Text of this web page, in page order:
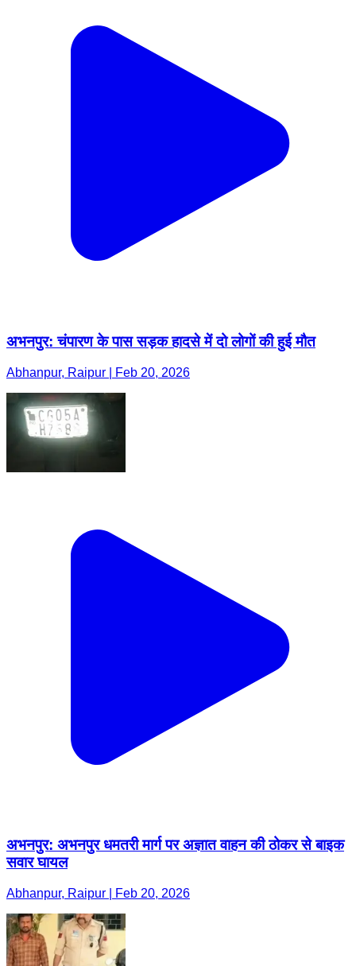
अभनपुर: चंपारण के पास सड़क हादसे में दो लोगों की हुई मौत
Abhanpur, Raipur | Feb 20, 2026
अभनपुर: अभनपुर धमतरी मार्ग पर अज्ञात वाहन की ठोकर से बाइक
सवार घायल
Abhanpur, Raipur | Feb 20, 2026